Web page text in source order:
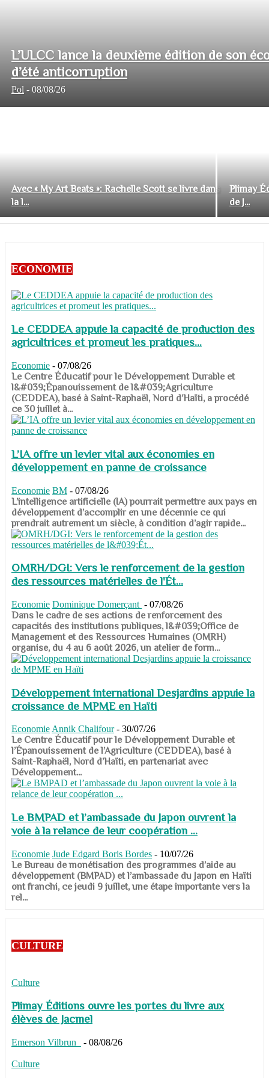
L’ULCC lance la deuxième édition de son
d’été anticorruption
Pol - 08/08/26
Avec « My Art Beats »: Rachelle Scott se livre dans
la l...
Plimay
de J...
ECONOMIE
Le CEDDEA appuie la capacité de production des
agricultrices et promeut les pratiques...
Economie - 07/08/26
​​​​​​​Le Centre Éducatif pour le Développement Durable et
l&#039;Épanouissement de l&#039;Agriculture
(CEDDEA), basé à Saint-Raphaël, Nord d’Haïti, a procédé
ce 30 juillet à...
L’IA offre un levier vital aux économies en
développement en panne de croissance
Economie BM - 07/08/26
​​​​​​​L’intelligence artificielle (IA) pourrait permettre aux pays en
développement d’accomplir en une décennie ce qui
prendrait autrement un siècle, à condition d’agir rapide...
OMRH/DGI: Vers le renforcement de la gestion
des ressources matérielles de l'Ét...
Economie Dominique Domerçant - 07/08/26
Dans le cadre de ses actions de renforcement des
capacités des institutions publiques, l&#039;Office de
Management et des Ressources Humaines (OMRH)
organise, du 4 au 6 août 2026, un atelier de form...
Développement international Desjardins appuie la
croissance de MPME en Haïti
Economie Annik Chalifour - 30/07/26
​​​​​​​Le Centre Éducatif pour le Développement Durable et
l’Épanouissement de l’Agriculture (CEDDEA), basé à
Saint-Raphaël, Nord d’Haïti, en partenariat avec
Développement...
Le BMPAD et l’ambassade du Japon ouvrent la
voie à la relance de leur coopération ...
Economie Jude Edgard Boris Bordes - 10/07/26
​​​​​​​Le Bureau de monétisation des programmes d’aide au
développement (BMPAD) et l’ambassade du Japon en Haïti
ont franchi, ce jeudi 9 juillet, une étape importante vers la
rel...
CULTURE
Culture
Plimay Éditions ouvre les portes du livre aux
élèves de Jacmel
Emerson Vilbrun - 08/08/26
Culture